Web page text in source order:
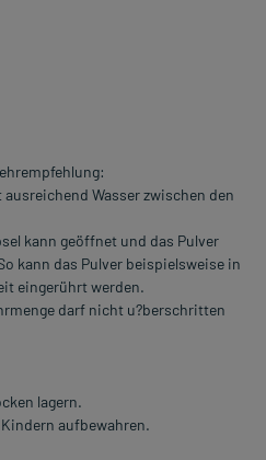
Wasser zwischen den
kann geöffnet und das Pulver
kann das Pulver beispielsweise in
eingerührt werden.
darf nicht u?berschritten
lagern.
aufbewahren.